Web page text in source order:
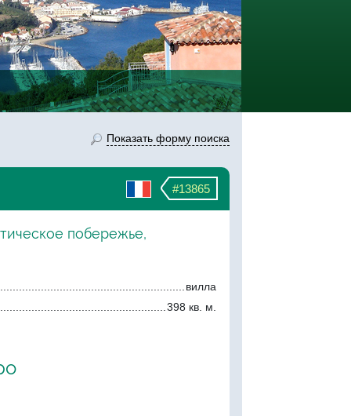
Показать форму поиска
#13865
побережье,
вилла
398 кв. м.